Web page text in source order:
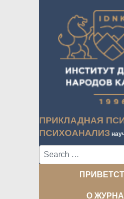
ПРИКЛАДНАЯ
ПСИХОАНАЛИЗ
Search
О